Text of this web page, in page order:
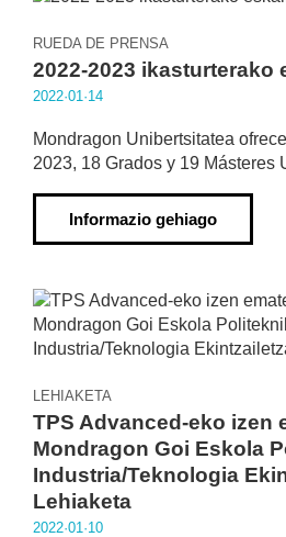
RUEDA DE PRENSA
2022-2023 ikasturterako
2022·01·14
Mondragon Unibertsitatea
2023, 18 Grados y 19 Másteres
Informazio gehiago
LEHIAKETA
TPS Advanced-eko izen
Mondragon Goi Eskola
Industria/Teknologia
Lehiaketa
2022·01·10